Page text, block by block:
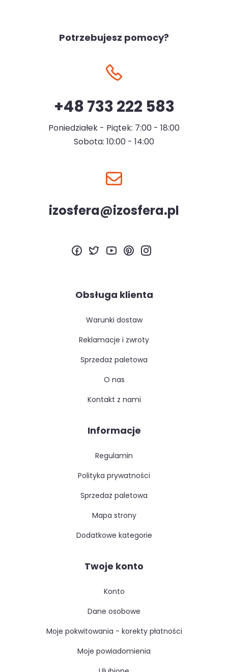
Potrzebujesz pomocy?
+48 733 222 583
Poniedziałek - Piątek: 7:00 - 18:00
Sobota: 10:00 - 14:00
izosfera@izosfera.pl
Obsługa klienta
warunki dostaw
reklamacje i zwroty
sprzedaż paletowa
o nas
kontakt z nami
Informacje
regulamin
polityka prywatności
sprzedaż paletowa
mapa strony
dodatkowe kategorie
Twoje konto
konto
dane osobowe
moje pokwitowania - korekty płatności
moje powiadomienia